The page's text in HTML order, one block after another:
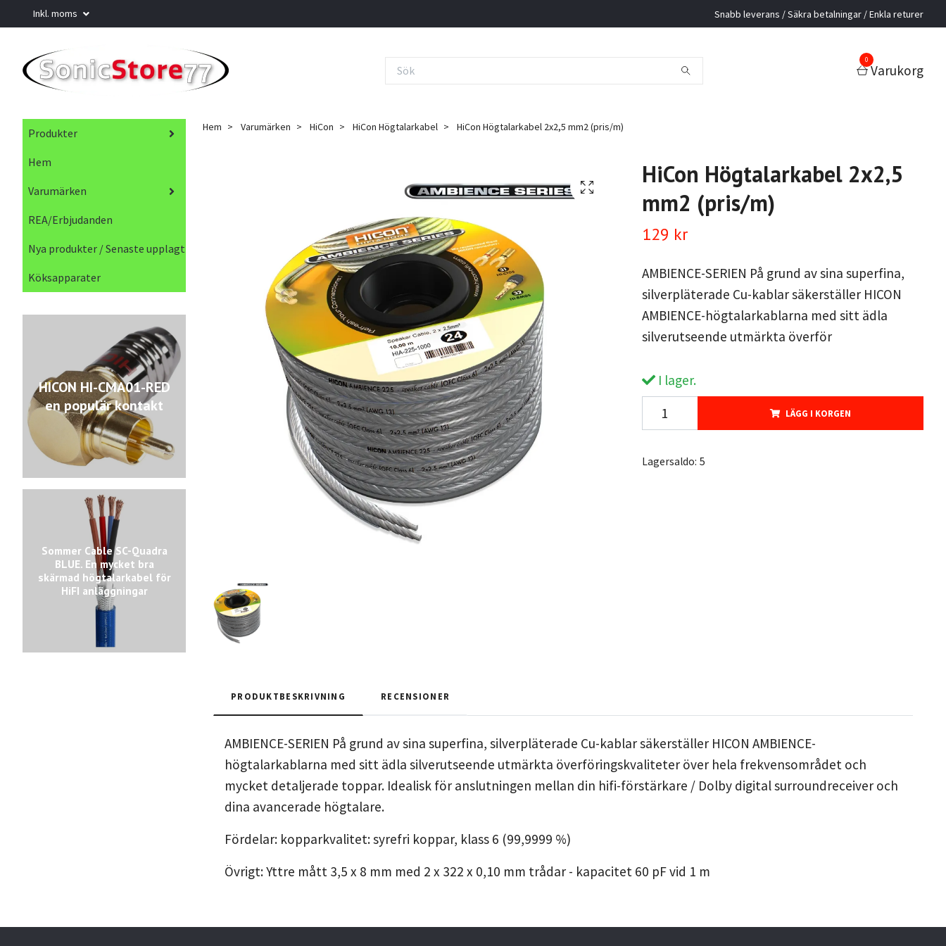
Inkl. moms Snabb leverans / Säkra betalningar / Enkla returer
0
Varukorg
Produkter
Hem
Varumärken
REA/Erbjudanden
Nya produkter / Senaste upplagt
Köksapparater
HICON HI-CMA01-RED
en populär kontakt
Sommer Cable SC-Quadra
BLUE. En mycket bra
skärmad högtalarkabel för
HiFI anläggningar
Hem Varumärken HiCon HiCon Högtalarkabel HiCon Högtalarkabel 2x2,5 mm2 (pris/m)
HiCon Högtalarkabel 2x2,5
mm2 (pris/m)
129 kr
AMBIENCE-SERIEN På grund av sina superfina,
silverpläterade Cu-kablar säkerställer HICON
AMBIENCE-högtalarkablarna med sitt ädla
silverutseende utmärkta överför
I lager.
LÄGG I KORGEN
Lagersaldo: 5
PRODUKTBESKRIVNING RECENSIONER
AMBIENCE-SERIEN På grund av sina superfina, silverpläterade Cu-kablar säkerställer HICON AMBIENCE-
högtalarkablarna med sitt ädla silverutseende utmärkta överföringskvaliteter över hela frekvensområdet och
mycket detaljerade toppar. Idealisk för anslutningen mellan din hifi-förstärkare / Dolby digital surroundreceiver och
dina avancerade högtalare.
Fördelar: kopparkvalitet: syrefri koppar, klass 6 (99,9999 %)
Övrigt: Yttre mått 3,5 x 8 mm med 2 x 322 x 0,10 mm trådar - kapacitet 60 pF vid 1 m